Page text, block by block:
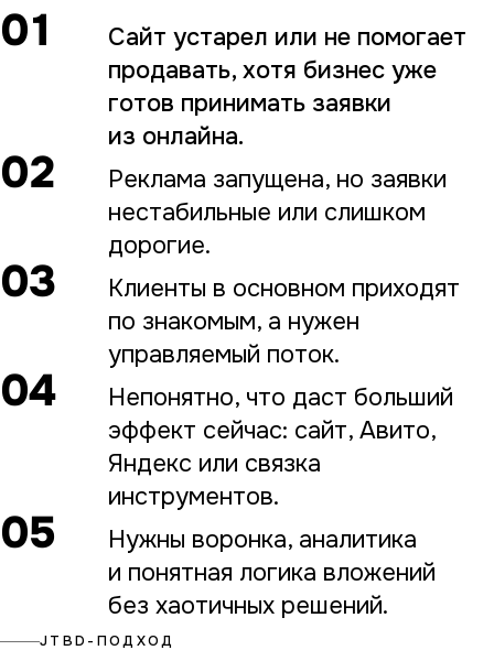
01
Сайт устарел или не помогает
продавать, хотя бизнес уже
готов принимать заявки
из онлайна.
02
Реклама запущена, но заявки
нестабильные или слишком
дорогие.
03
Клиенты в основном приходят
по знакомым, а нужен
управляемый поток.
04
Непонятно, что даст больший
эффект сейчас: сайт, Авито,
Яндекс или связка
инструментов.
05
Нужны воронка, аналитика
и понятная логика вложений
без хаотичных решений.
JTBD-ПОДХОД